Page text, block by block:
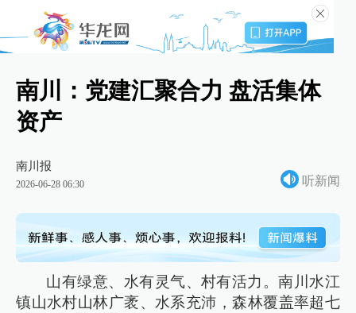
南川：党建汇聚合力 盘活集体
资产
南川报
2026-06-28 06:30 听新闻
山有绿意、水有灵气、村有活力。南川水江
镇山水村山林广袤、水系充沛，森林覆盖率超七